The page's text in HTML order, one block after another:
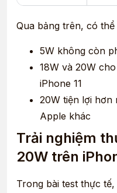
Qua bảng trên, có
5W không còn
18W và 20W
iPhone 11
20W tiện lợi hơn
Apple khác
Trải nghiệm
20W trên
Trong bài test thực